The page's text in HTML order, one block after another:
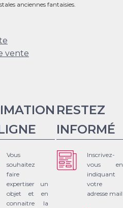
anciennes fantaisies.
vente
Vous
souhaitez
faire
expertiser un
objet et en
connaitre la
RESTEZ
INFORMÉ
Inscrivez-
vous en
indiquant
votre
adresse mail